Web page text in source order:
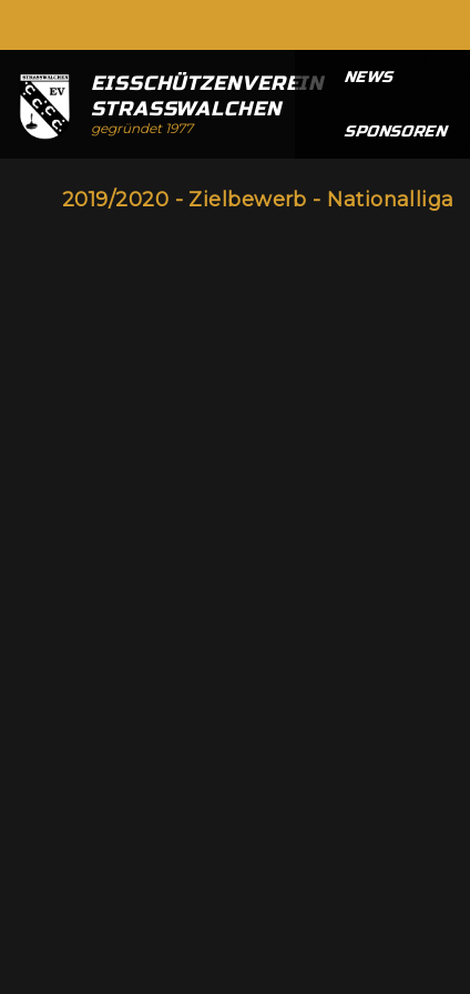
EISSCHÜTZENVEREIN
STRASSWALCHEN
gegründet 1977
NEWS
SPONSOREN
2019/2020 - Zielbewerb - Nationalliga